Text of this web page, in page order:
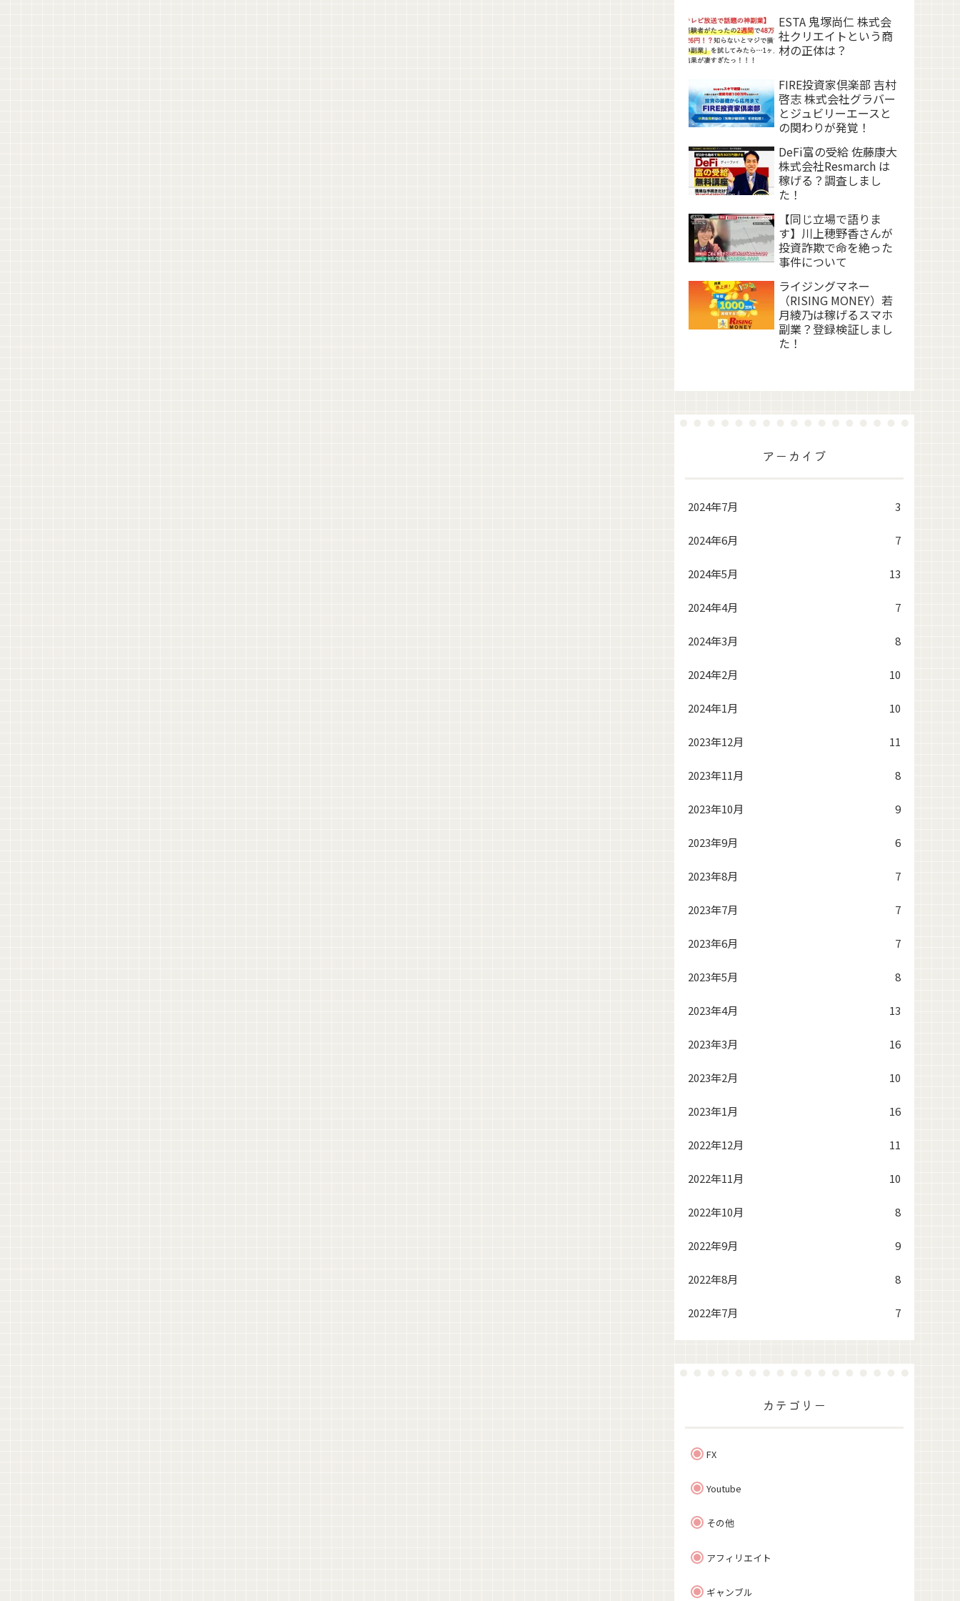
ESTA 鬼塚尚仁 株式会
社クリエイトという商
材の正体は？
FIRE投資家倶楽部 吉村
啓志 株式会社グラバー
とジュビリーエースと
の関わりが発覚！
DeFi富の受給 佐藤康大
株式会社Resmarch は
稼げる？調査しまし
た！
【同じ立場で語りま
す】川上穂野香さんが
投資詐欺で命を絶った
事件について
ライジングマネー
（RISING MONEY）若
月綾乃は稼げるスマホ
副業？登録検証しまし
た！
アーカイブ
2024年7月 3
2024年6月 7
2024年5月 13
2024年4月 7
2024年3月 8
2024年2月 10
2024年1月 10
2023年12月 11
2023年11月 8
2023年10月 9
2023年9月 6
2023年8月 7
2023年7月 7
2023年6月 7
2023年5月 8
2023年4月 13
2023年3月 16
2023年2月 10
2023年1月 16
2022年12月 11
2022年11月 10
2022年10月 8
2022年9月 9
2022年8月 8
2022年7月 7
カテゴリー
FX
Youtube
その他
アフィリエイト
ギャンブル